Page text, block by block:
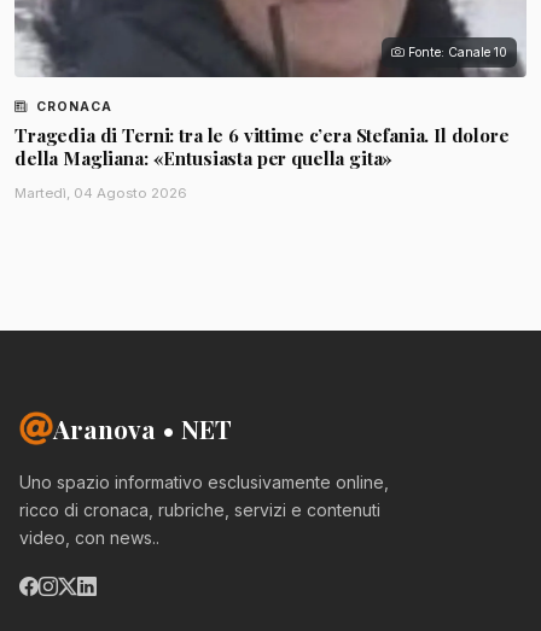
Fonte: Canale 10
CRONACA
Tragedia di Terni: tra le 6 vittime c’era Stefania. Il dolore
della Magliana: «Entusiasta per quella gita»
Martedì, 04 Agosto 2026
Aranova • NET
Uno spazio informativo esclusivamente online,
ricco di cronaca, rubriche, servizi e contenuti
video, con news..